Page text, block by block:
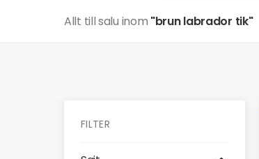
Allt till salu inom "brun labrador tik"
FILTER